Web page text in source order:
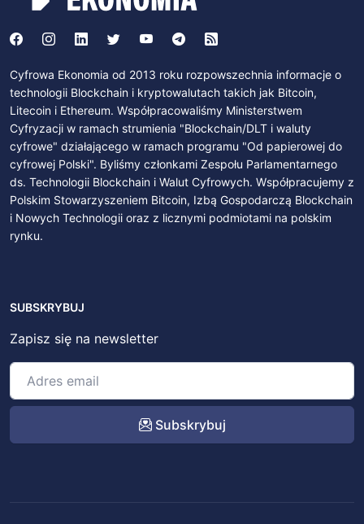
Cyfrowa Ekonomia od 2013 roku rozpowszechnia informacje o
technologii Blockchain i kryptowalutach takich jak Bitcoin,
Litecoin i Ethereum. Współpracowaliśmy Ministerstwem
Cyfryzacji w ramach strumienia "Blockchain/DLT i waluty
cyfrowe" działającego w ramach programu "Od papierowej do
cyfrowej Polski". Byliśmy członkami Zespołu Parlamentarnego
ds. Technologii Blockchain i Walut Cyfrowych. Współpracujemy z
Polskim Stowarzyszeniem Bitcoin, Izbą Gospodarczą Blockchain
i Nowych Technologii oraz z licznymi podmiotami na polskim
rynku.
SUBSKRYBUJ
Zapisz się na newsletter
Subskrybuj